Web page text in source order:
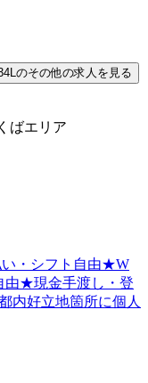
のその他の求人を見る
ばエリア
い・シフト自由★W
由★現金手渡し・登
内好立地箇所に個人